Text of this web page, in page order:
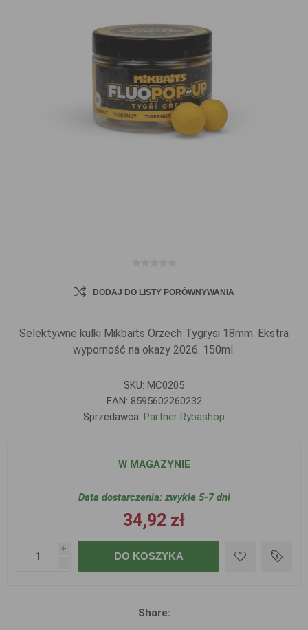
DODAJ DO LISTY PORÓWNYWANIA
Selektywne kulki Mikbaits Orzech Tygrysi 18mm. Ekstra
wyporność na okazy 2026. 150ml.
SKU: MC0205
EAN: 8595602260232
Sprzedawca: Partner Rybashop
W MAGAZYNIE
Data dostarczenia: zwykle 5-7 dni
34,92 zł
i
h
DO KOSZYKA
Share: